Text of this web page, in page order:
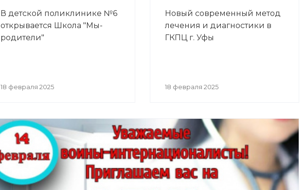
В детской поликлинике №6
открывается Школа "Мы-
родители"
18 февраля 2025
Новый современный метод
лечения и диагностики в
ГКПЦ г. Уфы
18 февраля 2025